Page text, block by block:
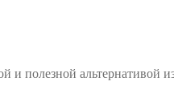
полезной альтернативой